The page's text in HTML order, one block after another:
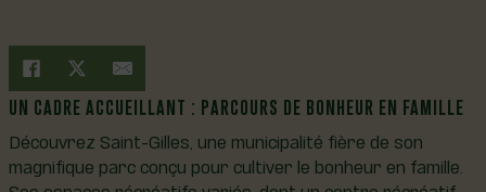
UN CADRE ACCUEILLANT : PARCOURS DE BONHEUR EN FAMILLE
Découvrez Saint-Gilles, une municipalité fière de son
magnifique parc conçu pour cultiver le bonheur en famille.